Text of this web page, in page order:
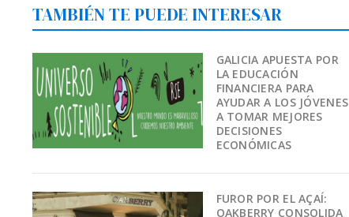
TAMBIÉN TE PUEDE INTERESAR
GALICIA APUESTA POR
LA EDUCACIÓN
FINANCIERA PARA
AYUDAR A LOS JÓVENES
A TOMAR MEJORES
DECISIONES
ECONÓMICAS
FUROR POR EL AÇAÍ:
OAKBERRY CONSOLIDA